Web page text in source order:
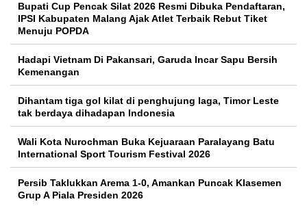
Bupati Cup Pencak Silat 2026 Resmi Dibuka Pendaftaran,
IPSI Kabupaten Malang Ajak Atlet Terbaik Rebut Tiket
Menuju POPDA
Hadapi Vietnam Di Pakansari, Garuda Incar Sapu Bersih
Kemenangan
Dihantam tiga gol kilat di penghujung laga, Timor Leste
tak berdaya dihadapan Indonesia
Wali Kota Nurochman Buka Kejuaraan Paralayang Batu
International Sport Tourism Festival 2026
Persib Taklukkan Arema 1-0, Amankan Puncak Klasemen
Grup A Piala Presiden 2026